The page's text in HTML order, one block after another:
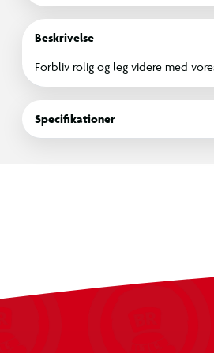
Beskrivelse
Forbliv rolig og leg videre med
Specifikationer